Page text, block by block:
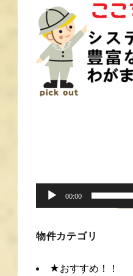
ヤ
ー
00:00
物件カテゴリ
★おすすめ！！